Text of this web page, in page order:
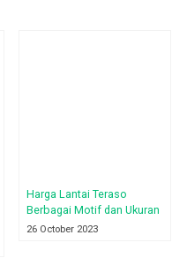
Harga Lantai Teraso
Berbagai Motif dan Ukuran
26 October 2023